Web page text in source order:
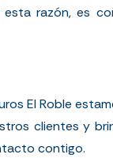
esta razón, es
El Roble
clientes y
contigo.